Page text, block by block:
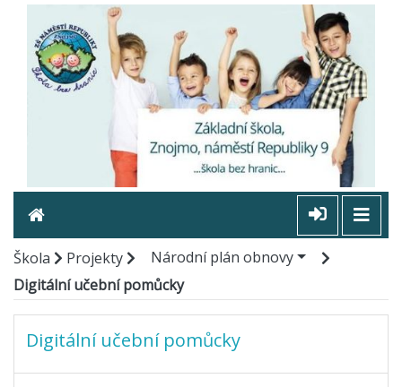
Škola Projekty
Národní plán obnovy
Digitální učební pomůcky
Digitální učební pomůcky